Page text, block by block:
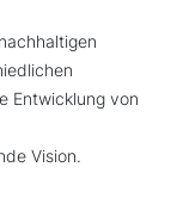
Entwicklung von
Vision.